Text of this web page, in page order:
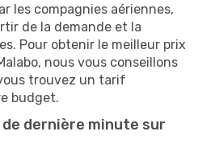
les compagnies aériennes,
de la demande et la
Pour obtenir le meilleur prix
nous vous conseillons
trouvez un tarif
budget.
dernière minute sur